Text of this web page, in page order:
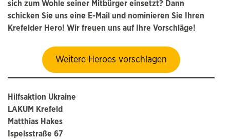
sich zum Wohle seiner Mitbürger einsetzt? Dann
schicken Sie uns eine E-Mail und nominieren Sie Ihren
Krefelder Hero! Wir freuen uns auf Ihre Vorschläge!
Weitere Heroes vorschlagen
Hilfsaktion Ukraine
LAKUM Krefeld
Matthias Hakes
Ispelsstraße 67